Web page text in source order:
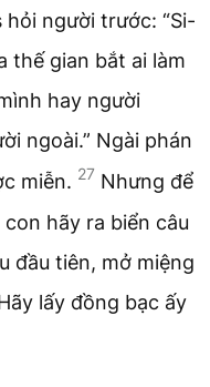
người trước: “Si-
thế gian bắt ai làm
hay người
ngoài.” Ngài phán
miễn. 27 Nhưng để
hãy ra biển câu
đầu tiên, mở miệng
lấy đồng bạc ấy